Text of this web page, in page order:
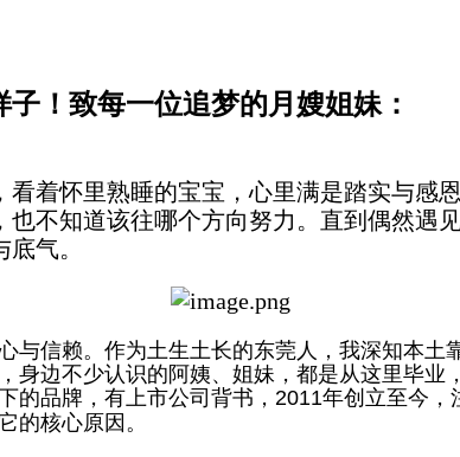
！致每一位追梦的月嫂姐妹：
着怀里熟睡的宝宝，心里满是踏实与感
不知道该往哪个方向努力。直到偶然遇
气。
与信赖。作为土生土长的东莞人，我深知本土
身边不少认识的阿姨、姐妹，都是从这里毕
的品牌，有上市公司背书， 2011年创立至今，
的核心原因。